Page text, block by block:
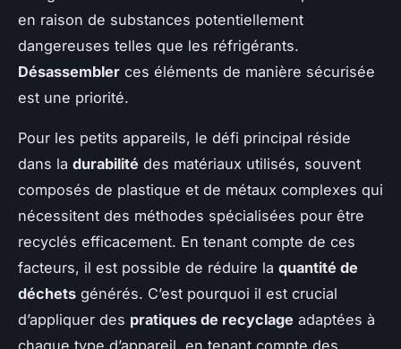
en raison de substances potentiellement
dangereuses telles que les réfrigérants.
Désassembler ces éléments de manière sécurisée
est une priorité.
Pour les petits appareils, le défi principal réside
dans la durabilité des matériaux utilisés, souvent
composés de plastique et de métaux complexes qui
nécessitent des méthodes spécialisées pour être
recyclés efficacement. En tenant compte de ces
facteurs, il est possible de réduire la quantité de
déchets générés. C’est pourquoi il est crucial
d’appliquer des pratiques de recyclage adaptées à